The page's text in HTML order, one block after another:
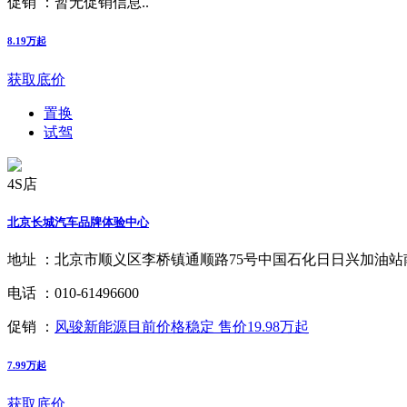
8.19万起
获取底价
置换
试驾
4S店
北京长城汽车品牌体验中心
地址 ： 北京市顺义区李桥镇通顺路75号中国石化日日兴加油站
电话 ： 010-61496600
促销 ： 风骏新能源目前价格稳定 售价19.98万起
7.99万起
获取底价